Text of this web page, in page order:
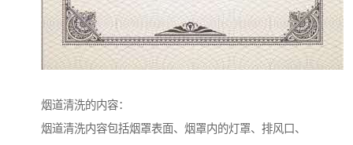
烟道清洗的内容：
烟道清洗内容包括烟罩表面、烟罩内的灯罩、排风口、